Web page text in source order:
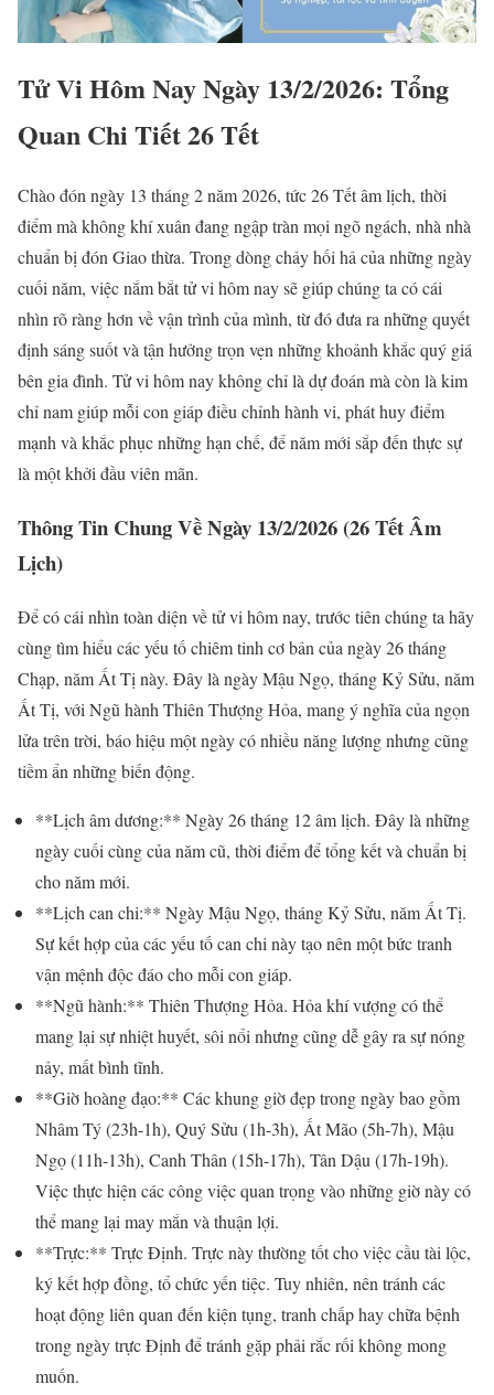
Tử Vi Hôm Nay Ngày 13/2/2026: Tổng
Quan Chi Tiết 26 Tết
Chào đón ngày 13 tháng 2 năm 2026, tức 26 Tết âm lịch, thời
điểm mà không khí xuân đang ngập tràn mọi ngõ ngách, nhà nhà
chuẩn bị đón Giao thừa. Trong dòng chảy hối hả của những ngày
cuối năm, việc nắm bắt tử vi hôm nay sẽ giúp chúng ta có cái
nhìn rõ ràng hơn về vận trình của mình, từ đó đưa ra những quyết
định sáng suốt và tận hưởng trọn vẹn những khoảnh khắc quý giá
bên gia đình. Tử vi hôm nay không chỉ là dự đoán mà còn là kim
chỉ nam giúp mỗi con giáp điều chỉnh hành vi, phát huy điểm
mạnh và khắc phục những hạn chế, để năm mới sắp đến thực sự
là một khởi đầu viên mãn.
Thông Tin Chung Về Ngày 13/2/2026 (26 Tết Âm
Lịch)
Để có cái nhìn toàn diện về tử vi hôm nay, trước tiên chúng ta hãy
cùng tìm hiểu các yếu tố chiêm tinh cơ bản của ngày 26 tháng
Chạp, năm Ất Tị này. Đây là ngày Mậu Ngọ, tháng Kỷ Sửu, năm
Ất Tị, với Ngũ hành Thiên Thượng Hỏa, mang ý nghĩa của ngọn
lửa trên trời, báo hiệu một ngày có nhiều năng lượng nhưng cũng
tiềm ẩn những biến động.
**Lịch âm dương:** Ngày 26 tháng 12 âm lịch. Đây là những
ngày cuối cùng của năm cũ, thời điểm để tổng kết và chuẩn bị
cho năm mới.
**Lịch can chi:** Ngày Mậu Ngọ, tháng Kỷ Sửu, năm Ất Tị.
Sự kết hợp của các yếu tố can chi này tạo nên một bức tranh
vận mệnh độc đáo cho mỗi con giáp.
**Ngũ hành:** Thiên Thượng Hỏa. Hỏa khí vượng có thể
mang lại sự nhiệt huyết, sôi nổi nhưng cũng dễ gây ra sự nóng
nảy, mất bình tĩnh.
**Giờ hoàng đạo:** Các khung giờ đẹp trong ngày bao gồm
Nhâm Tý (23h-1h), Quý Sửu (1h-3h), Ất Mão (5h-7h), Mậu
Ngọ (11h-13h), Canh Thân (15h-17h), Tân Dậu (17h-19h).
Việc thực hiện các công việc quan trọng vào những giờ này có
thể mang lại may mắn và thuận lợi.
**Trực:** Trực Định. Trực này thường tốt cho việc cầu tài lộc,
ký kết hợp đồng, tổ chức yến tiệc. Tuy nhiên, nên tránh các
hoạt động liên quan đến kiện tụng, tranh chấp hay chữa bệnh
trong ngày trực Định để tránh gặp phải rắc rối không mong
muốn.